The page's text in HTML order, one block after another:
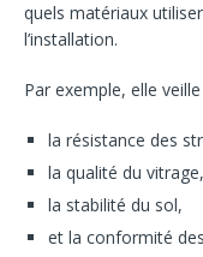
quels matériaux
l’installation.
Par exemple, elle veille
la résistance des
la qualité du vitrage,
la stabilité du sol,
et la conformité